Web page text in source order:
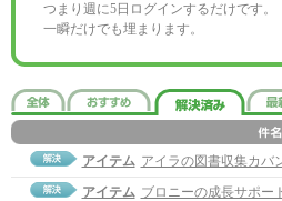
つまり週に5日ログインするだけです。
一瞬だけでも埋まります。
アイテム アイラの図書収集カバ
アイテム ブロニーの成長サポー